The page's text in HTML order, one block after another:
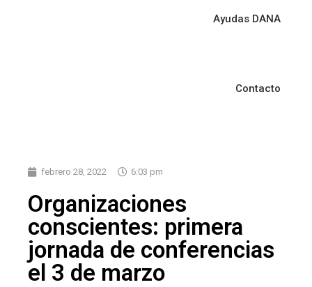
Ayudas DANA
Contacto
febrero 28, 2022 6:03 pm
Organizaciones
conscientes: primera
jornada de conferencias
el 3 de marzo